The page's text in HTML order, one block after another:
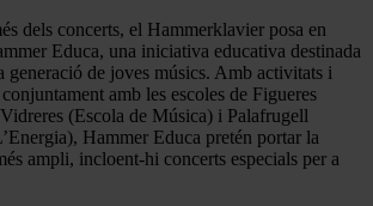
dels concerts, el Hammerklavier posa en
Educa, una iniciativa educativa destinada
de joves músics. Amb activitats i
amb les escoles de Figueres
(Escola de Música) i Palafrugell
Hammer Educa pretén portar la
ampli, incloent-hi concerts especials per a